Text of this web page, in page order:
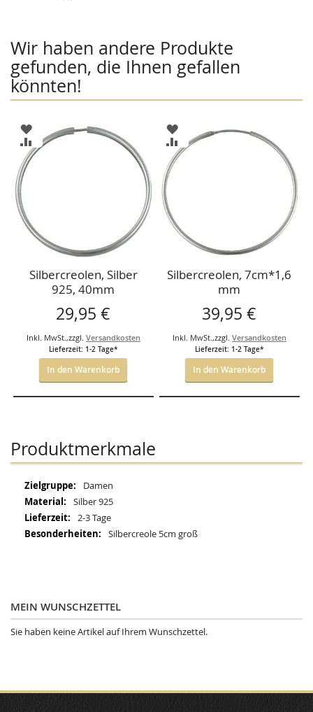
Wir haben andere Produkte
gefunden, die Ihnen gefallen
könnten!
ZUR
WUNSCHLISTE
HINZUFÜGEN
ZUR
VERGLEICHSLISTE
Silbercreolen, Silber
925, 40mm
29,95 €
Inkl. MwSt. ,zzgl. Versandkosten
Lieferzeit: 1-2 Tage*
In den Warenkorb
ZUR
WUNSCHLISTE
HINZUFÜGEN
ZUR
VERGLEICHSLISTE
Silbercreolen, 7cm*1,6
mm
39,95 €
Inkl. MwSt. ,zzgl. Versandkosten
Lieferzeit: 1-2 Tage*
In den Warenkorb
Produktmerkmale
Mehr
Informationen
Damen
Silber 925
2-3 Tage
Silbercreole 5cm groß
MEIN WUNSCHZETTEL
Sie haben keine Artikel auf Ihrem Wunschzettel.